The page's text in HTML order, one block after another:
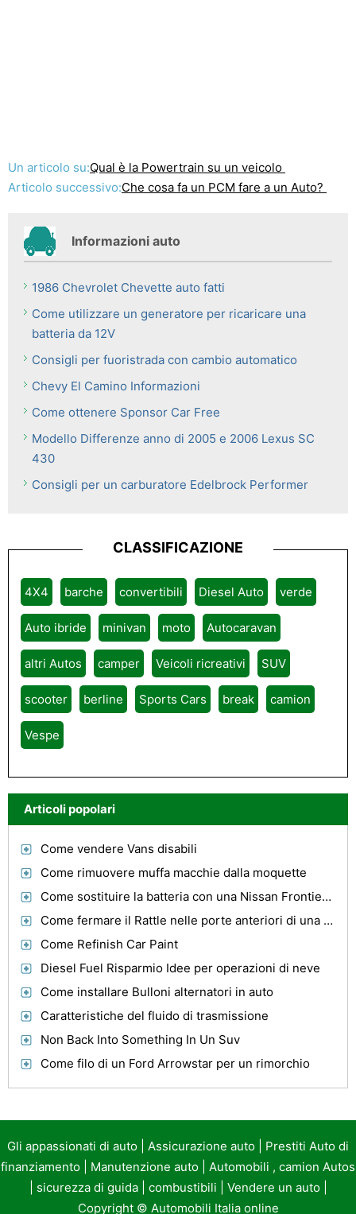
Un articolo su:Qual è la Powertrain su un veicolo
Articolo successivo:Che cosa fa un PCM fare a un Auto?
Informazioni auto
1986 Chevrolet Chevette auto fatti
Come utilizzare un generatore per ricaricare una
batteria da 12V
Consigli per fuoristrada con cambio automatico
Chevy El Camino Informazioni
Come ottenere Sponsor Car Free
Modello Differenze anno di 2005 e 2006 Lexus SC
430
Consigli per un carburatore Edelbrock Performer
CLASSIFICAZIONE
4X4 barche convertibili Diesel Auto verde
Auto ibride minivan moto Autocaravan
altri Autos camper Veicoli ricreativi SUV
scooter berline Sports Cars break camion
Vespe
Articoli popolari
Come vendere Vans disabili
Come rimuovere muffa macchie dalla moquette
Come sostituire la batteria con una Nissan Frontier 2000
Come fermare il Rattle nelle porte anteriori di una quattro porte Jeep Wrangler
Come Refinish Car Paint
Diesel Fuel Risparmio Idee per operazioni di neve
Come installare Bulloni alternatori in auto
Caratteristiche del fluido di trasmissione
Non Back Into Something In Un Suv
Come filo di un Ford Arrowstar per un rimorchio
Gli appassionati di auto Assicurazione auto
Prestiti Auto di
finanziamento
Manutenzione auto
Automobili , camion Autos
sicurezza di guida| combustibili Vendere un auto|
Copyright © Automobili Italia online